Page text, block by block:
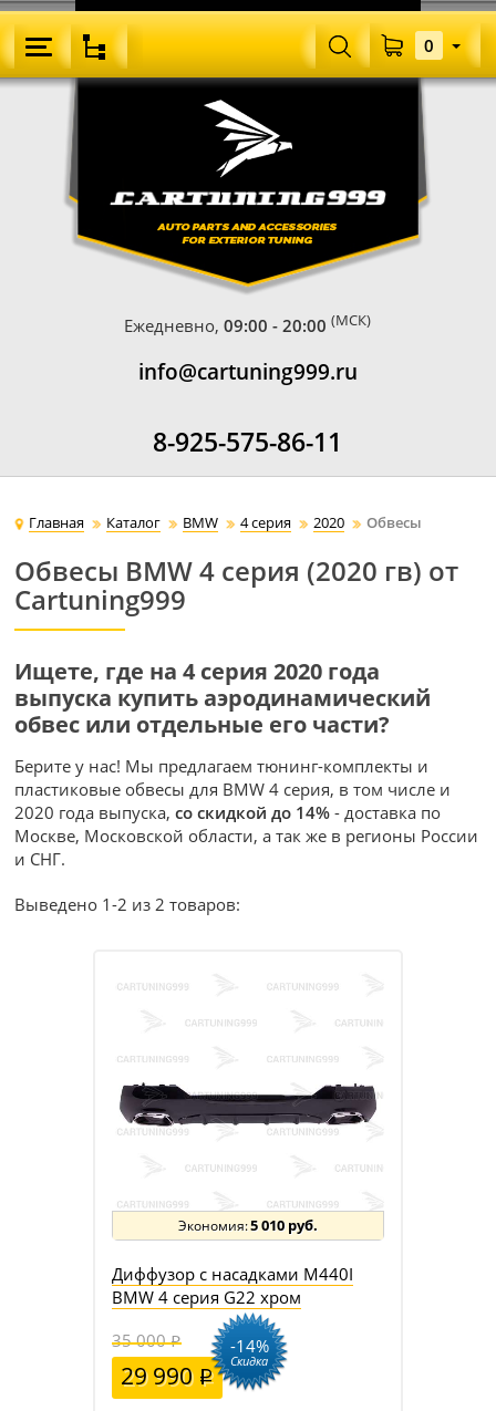
Ежедневно,09:00 - 20:00 (МСК)
info@cartuning999.ru
8-925-575-86-11
0
Главная Каталог BMW 4 серия 2020 Обвесы
Обвесы BMW 4 серия (2020 гв) от
Cartuning999
Ищете, где на 4 серия 2020 года
выпуска купить аэродинамический
обвес или отдельные его части?
Берите у нас! Мы предлагаем тюнинг-комплекты и
пластиковые обвесы для BMW 4 серия, в том числе и
2020 года выпуска,со скидкой до 14% - доставка по
Москве, Московской области, а так же в регионы России
и СНГ.
Выведено 1-2 из 2 товаров:
5 010 руб.
Диффузор с насадками M440I
BMW 4 серия G22 хром
35 000
29 990
-14%
Скидка